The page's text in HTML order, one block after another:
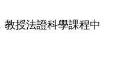
授法證科學課程中